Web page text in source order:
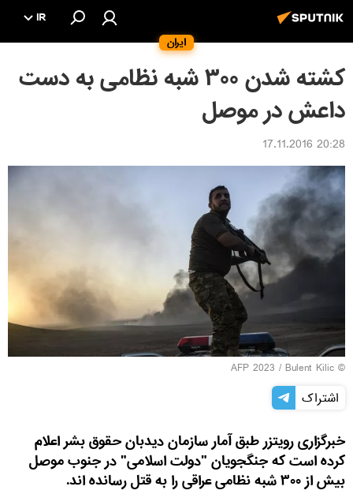
ایران
IR
كشته شدن ٣٠٠ شبه نظامى به دست
داعش در موصل
20:28 17.11.2016
© AFP 2023 / Bulent Kilic
اشتراک
خبرگزارى رويتزر طبق آمار سازمان ديدبان حقوق بشر اعلام
كرده است كه جنگجويان "دولت اسلامى" در جنوب موصل
بيش از ٣٠٠ شبه نظامى عراقى را به قتل رسانده اند.